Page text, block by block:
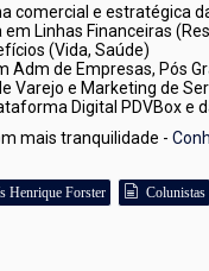
comercial e estratégica
em Linhas Financeiras
(Vida, Saúde)
Adm de Empresas, Pós
Varejo e Marketing de
Digital PDVBox e
mais tranquilidade -
Henrique Forster Colunistas